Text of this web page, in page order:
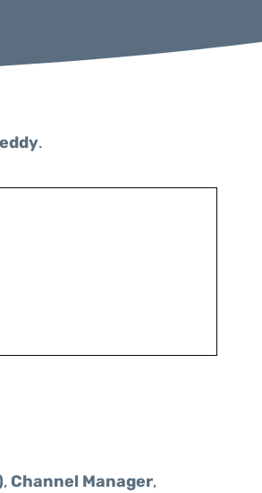
.
,Channel Manager,